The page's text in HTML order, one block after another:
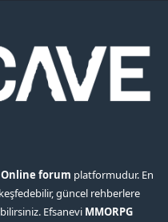
forum platformudur. En
keşfedebilir, güncel rehberlere
Efsanevi MMORPG